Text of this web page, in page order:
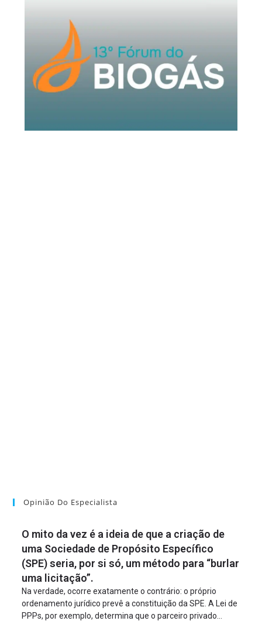
Opinião Do Especialista
O mito da vez é a ideia de que a criação de
uma Sociedade de Propósito Específico
(SPE) seria, por si só, um método para “burlar
uma licitação”.
Na verdade, ocorre exatamente o contrário: o próprio
ordenamento jurídico prevê a constituição da SPE. A Lei de
PPPs, por exemplo, determina que o parceiro privado